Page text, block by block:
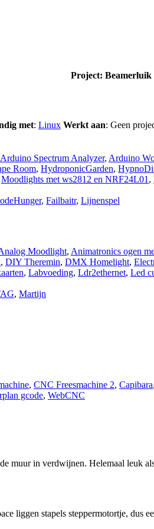
Project: Beamerluik
met: Linux Werkt aan: Geen
Arduino Spectrum Analyzer, Arduino
Room, HydroponicGarden,
Moodlights met ws2812 en NRF24L01 ,
, Failbaitr, Lijnenspel
Moodlight, Animatronics ogen
, DIY Theremin, DMX Homelight,
, Labvoeding, Ldr2ethernet, Led
, Martijn
, CNC Freesmachine 2, Capibara,
gcode, WebCNC
muur in verdwijnen. Helemaal leuk
liggen stapels steppermotortje, dus